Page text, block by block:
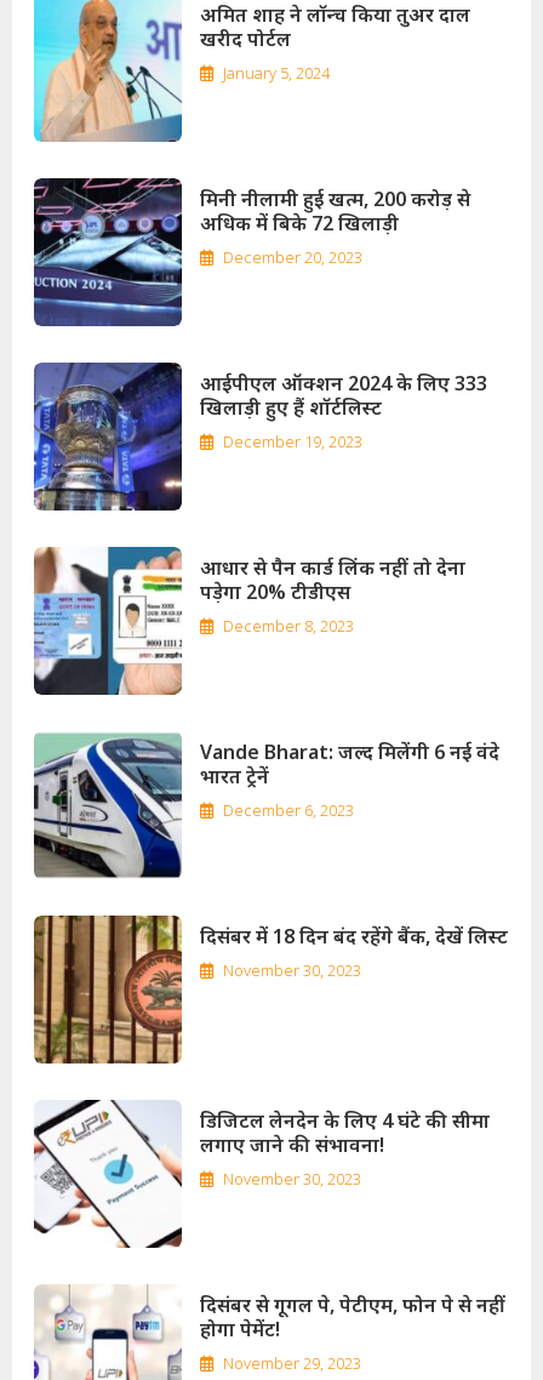
अमित शाह ने लॉन्च किया तुअर दाल
खरीद पोर्टल
January 5, 2024
मिनी नीलामी हुई खत्म, 200 करोड़ से
अधिक में बिके 72 खिलाड़ी
December 20, 2023
आईपीएल ऑक्शन 2024 के लिए 333
खिलाड़ी हुए हैं शॉर्टलिस्ट
December 19, 2023
आधार से पैन कार्ड लिंक नहीं तो देना
पड़ेगा 20% टीडीएस
December 8, 2023
Vande Bharat: जल्द मिलेंगी 6 नई वंदे
भारत ट्रेनें
December 6, 2023
दिसंबर में 18 दिन बंद रहेंगे बैंक, देखें लिस्ट
November 30, 2023
डिजिटल लेनदेन के लिए 4 घंटे की सीमा
लगाए जाने की संभावना!
November 30, 2023
दिसंबर से गूगल पे, पेटीएम, फोन पे से नहीं
होगा पेमेंट!
November 29, 2023